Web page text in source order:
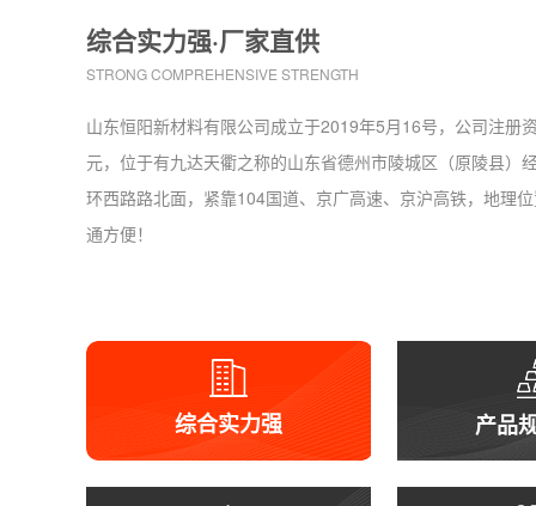
综合实力强·厂家直供
STRONG COMPREHENSIVE STRENGTH
山东恒阳新材料有限公司成立于2019年5月16号，公司注册
元，位于有九达天衢之称的山东省德州市陵城区（原陵县）
环西路路北面，紧靠104国道、京广高速、京沪高铁，地理
通方便！
综合实力强 产品